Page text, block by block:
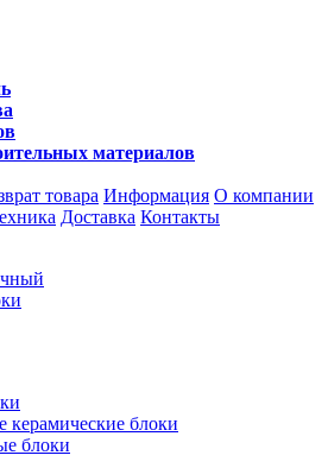
материалов
товара Информация О компании
Доставка Контакты
блоки
блоки